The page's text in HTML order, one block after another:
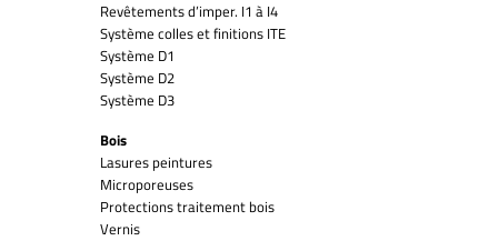
Revêtements d’imper. I1 à I4
Système colles et finitions ITE
Système D1
Système D2
Système D3
Bois
Lasures peintures
Microporeuses
Protections traitement bois
Vernis